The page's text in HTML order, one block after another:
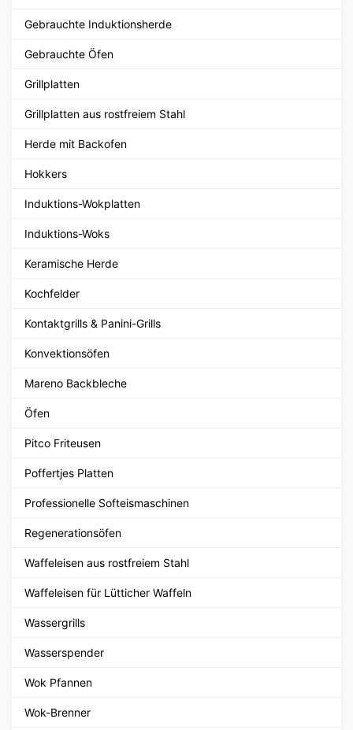
Gebrauchte Induktionsherde
Gebrauchte Öfen
Grillplatten
Grillplatten aus rostfreiem Stahl
Herde mit Backofen
Hokkers
Induktions-Wokplatten
Induktions-Woks
Keramische Herde
Kochfelder
Kontaktgrills & Panini-Grills
Konvektionsöfen
Mareno Backbleche
Öfen
Pitco Friteusen
Poffertjes Platten
Professionelle Softeismaschinen
Regenerationsöfen
Waffeleisen aus rostfreiem Stahl
Waffeleisen für Lütticher Waffeln
Wassergrills
Wasserspender
Wok Pfannen
Wok-Brenner